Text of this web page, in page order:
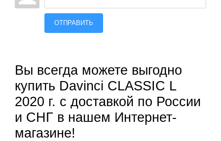
ОТПРАВИТЬ
Вы всегда можете выгодно
купить Davinci CLASSIC L
2020 г. с доставкой по России
и СНГ в нашем Интернет-
магазине!